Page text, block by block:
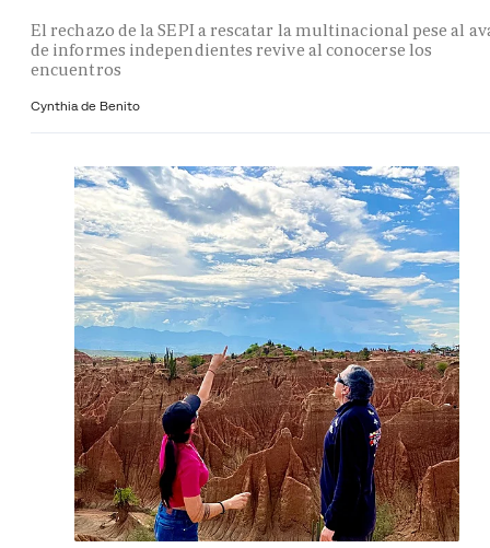
El rechazo de la SEPI a rescatar la multinacional pese al
de informes independientes revive al conocerse los
encuentros
Cynthia de Benito